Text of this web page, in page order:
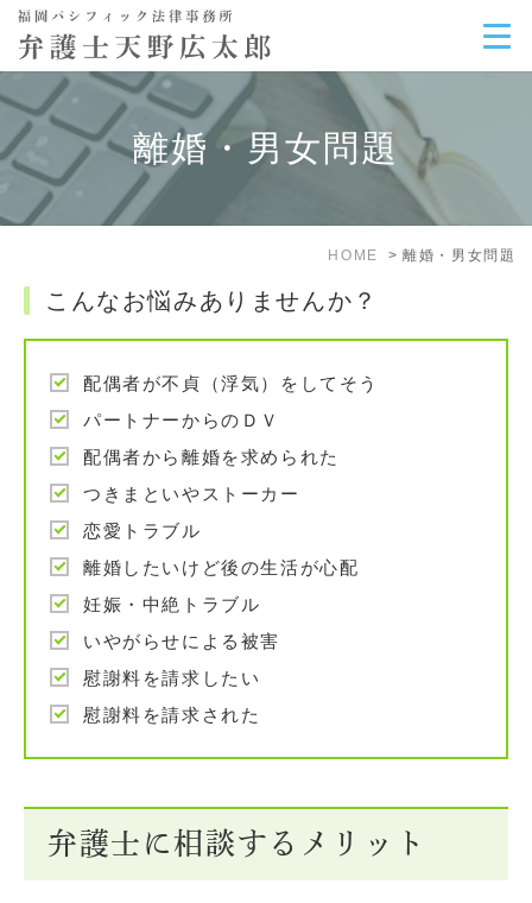
離婚・男女問題
HOME 離婚・男女問題
こんなお悩みありませんか？
配偶者が不貞（浮気）をしてそう
パートナーからのＤＶ
配偶者から離婚を求められた
つきまといやストーカー
恋愛トラブル
離婚したいけど後の生活が心配
妊娠・中絶トラブル
いやがらせによる被害
慰謝料を請求したい
慰謝料を請求された
弁護士に相談するメリット